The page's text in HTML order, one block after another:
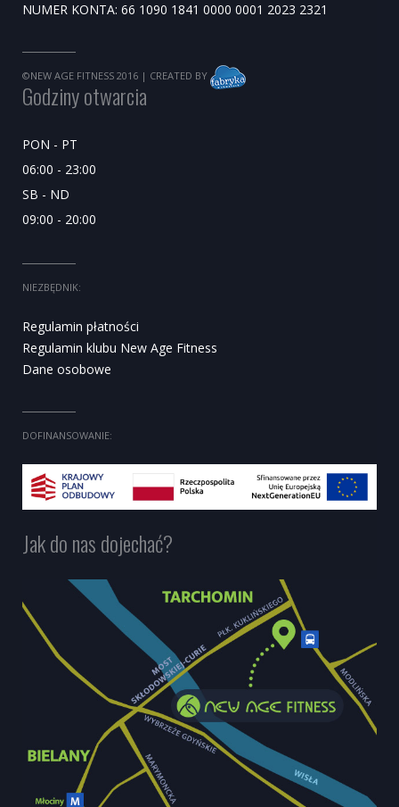
NUMER KONTA: 66 1090 1841 0000 0001 2023 2321
©NEW AGE FITNESS 2016 | CREATED BY
Godziny otwarcia
PON - PT
06:00 - 23:00
SB - ND
09:00 - 20:00
NIEZBĘDNIK:
Regulamin płatności
Regulamin klubu New Age Fitness
Dane osobowe
DOFINANSOWANIE:
Jak do nas dojechać?